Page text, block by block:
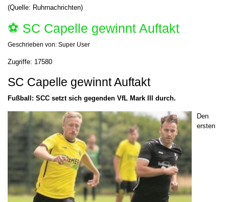
(Quelle: Ruhrnachrichten)
⚽️ SC Capelle gewinnt Auftakt
Geschrieben von: Super User
Zugriffe: 17580
SC Capelle gewinnt Auftakt
Fußball: SCC setzt sich gegenden VfL Mark III durch.
Den
ersten